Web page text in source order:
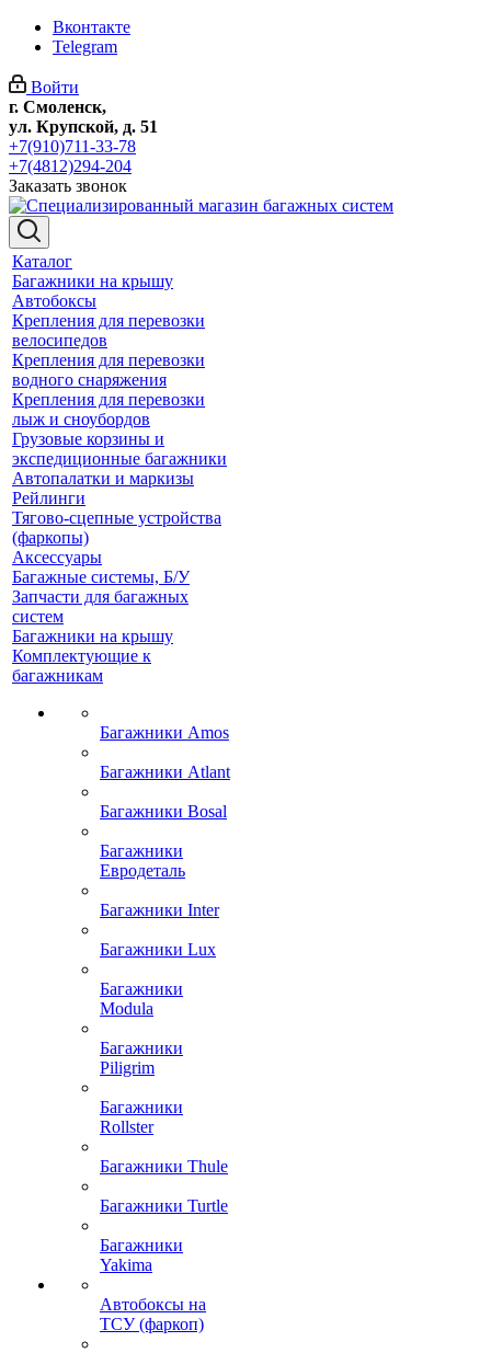
Вконтакте
Telegram
Войти
г. Смоленск,
ул. Крупской, д. 51
+7(910)711-33-78
+7(4812)294-204
Заказать звонок
Каталог
Багажники на крышу
Автобоксы
Крепления для перевозки
велосипедов
Крепления для перевозки
водного снаряжения
Крепления для перевозки
лыж и сноубордов
Грузовые корзины и
экспедиционные багажники
Автопалатки и маркизы
Рейлинги
Тягово-сцепные устройства
(фаркопы)
Аксессуары
Багажные системы, Б/У
Запчасти для багажных
систем
Багажники на крышу
Комплектующие к
багажникам
Багажники Amos
Багажники Atlant
Багажники Bosal
Багажники
Евродеталь
Багажники Inter
Багажники Lux
Багажники
Modula
Багажники
Piligrim
Багажники
Rollster
Багажники Thule
Багажники Turtle
Багажники
Yakima
Автобоксы на
ТСУ (фаркоп)